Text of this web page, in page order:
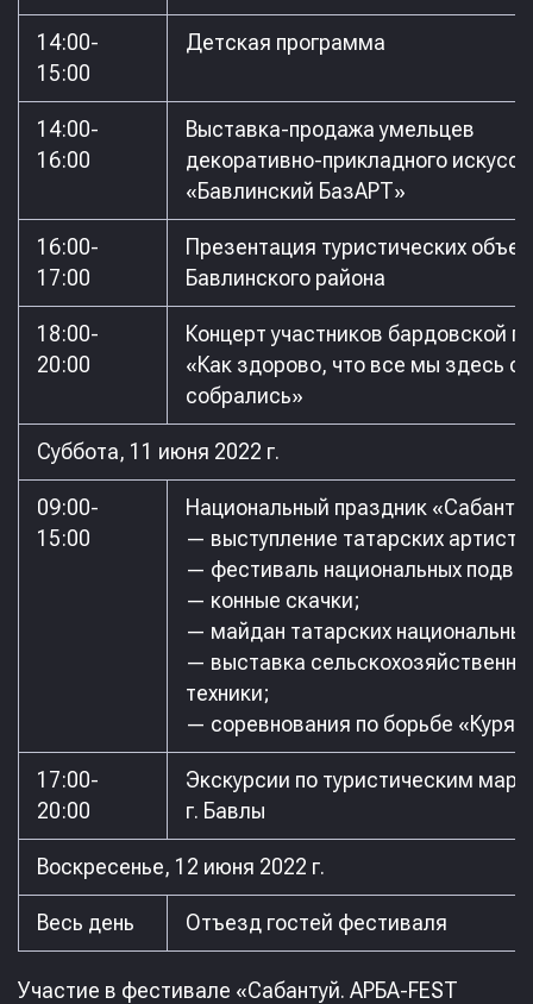
14:00-
15:00
Детская программа
14:00-
16:00
Выставка-продажа умельцев
декоративно-прикладного
«Бавлинский БазАРТ»
16:00-
17:00
Презентация туристических
Бавлинского района
18:00-
20:00
Концерт участников бардовской
«Как здорово, что все мы здесь
собрались»
Суббота, 11 июня 2022 г.
09:00-
15:00
Национальный праздник
— выступление татарских
— фестиваль национальных
— конные скачки;
— майдан татарских
— выставка
техники;
— соревнования по борьбе
17:00-
20:00
Экскурсии по туристическим
г. Бавлы
Воскресенье, 12 июня 2022 г.
Весь день Отъезд гостей фестиваля
Участие в фестивале «Сабантуй. АРБА-FEST